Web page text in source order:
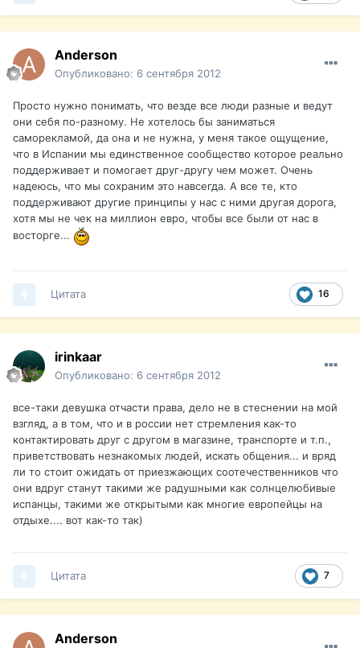
Anderson
Опубликовано: 6 сентября 2012
Просто нужно понимать, что везде все люди разные и ведут
они себя по-разному. Не хотелось бы заниматься
саморекламой, да она и не нужна, у меня такое ощущение,
что в Испании мы единственное сообщество которое реально
поддерживает и помогает друг-другу чем может. Очень
надеюсь, что мы сохраним это навсегда. А все те, кто
поддерживают другие принципы у нас с ними другая дорога,
хотя мы не чек на миллион евро, чтобы все были от нас в
восторге...
16
Цитата
irinkaar
Опубликовано: 6 сентября 2012
все-таки девушка отчасти права, дело не в стеснении на мой
взгляд, а в том, что и в россии нет стремления как-то
контактировать друг с другом в магазине, транспорте и т.п.,
приветствовать незнакомых людей, искать общения... и вряд
ли то стоит ожидать от приезжающих соотечественников что
они вдруг станут такими же радушными как солнцелюбивые
испанцы, такими же открытыми как многие европейцы на
отдыхе.... вот как-то так)
7
Цитата
Anderson